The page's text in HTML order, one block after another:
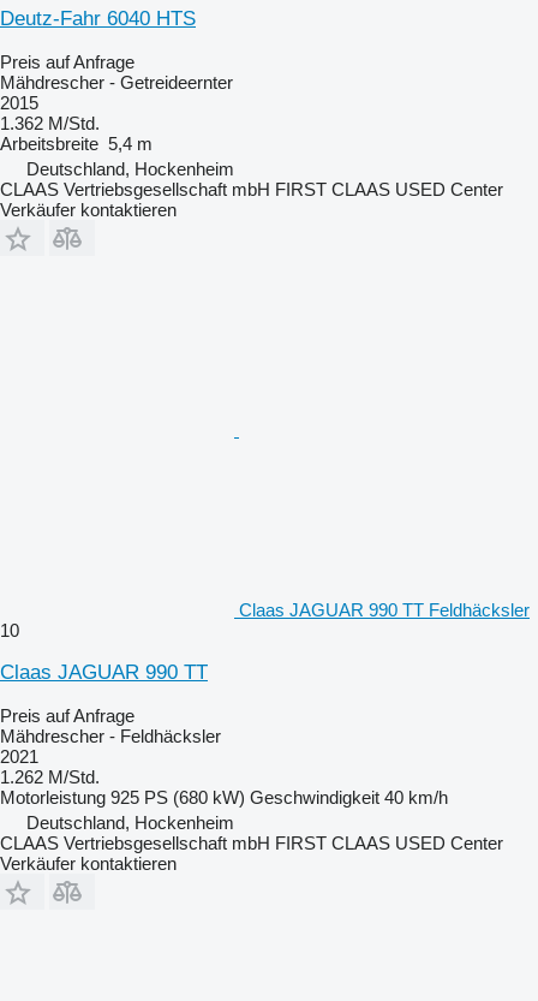
Deutz-Fahr 6040 HTS
Preis auf Anfrage
Mähdrescher - Getreideernter
2015
1.362 M/Std.
Arbeitsbreite 5,4 m
Deutschland, Hockenheim
CLAAS Vertriebsgesellschaft mbH FIRST CLAAS USED Center
Verkäufer kontaktieren
Claas JAGUAR 990 TT Feldhäcksler
10
Claas JAGUAR 990 TT
Preis auf Anfrage
Mähdrescher - Feldhäcksler
2021
1.262 M/Std.
Motorleistung 925 PS (680 kW) Geschwindigkeit 40 km/h
Deutschland, Hockenheim
CLAAS Vertriebsgesellschaft mbH FIRST CLAAS USED Center
Verkäufer kontaktieren